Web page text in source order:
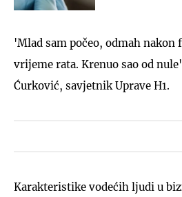
'Mlad sam počeo, odmah nakon
vrijeme rata. Krenuo sao od
Ćurković, savjetnik Uprave H1.
Karakteristike vodećih ljudi u